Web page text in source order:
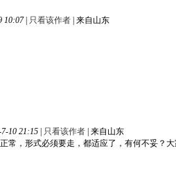
10:07
只看该作者 来自山东
10 21:15
只看该作者 来自山东
常，形式必须要走，都适应了，有何不妥？